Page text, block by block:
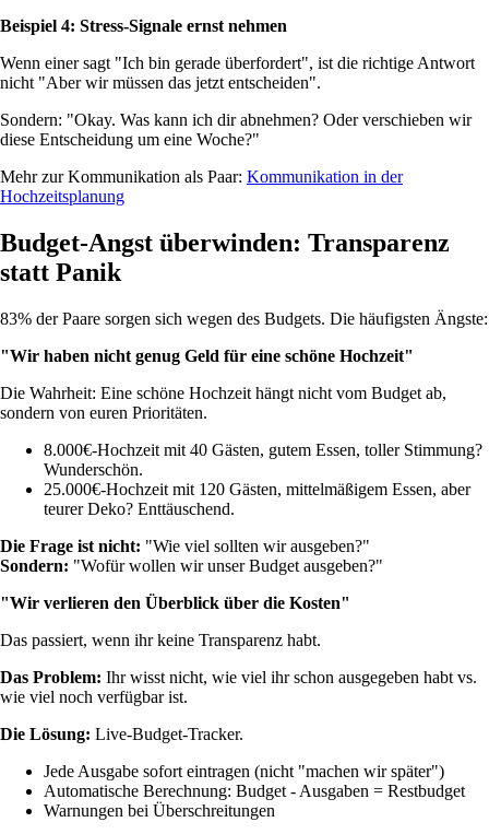
Beispiel 4: Stress-Signale ernst nehmen
Wenn einer sagt "Ich bin gerade überfordert", ist die richtige Antwort
nicht "Aber wir müssen das jetzt entscheiden".
Sondern: "Okay. Was kann ich dir abnehmen? Oder verschieben wir
diese Entscheidung um eine Woche?"
Mehr zur Kommunikation als Paar: Kommunikation in der
Hochzeitsplanung
Budget-Angst überwinden: Transparenz
statt Panik
83% der Paare sorgen sich wegen des Budgets. Die häufigsten Ängste:
"Wir haben nicht genug Geld für eine schöne Hochzeit"
Die Wahrheit: Eine schöne Hochzeit hängt nicht vom Budget ab,
sondern von euren Prioritäten.
8.000€-Hochzeit mit 40 Gästen, gutem Essen, toller Stimmung?
Wunderschön.
25.000€-Hochzeit mit 120 Gästen, mittelmäßigem Essen, aber
teurer Deko? Enttäuschend.
Die Frage ist nicht: "Wie viel sollten wir ausgeben?"
Sondern: "Wofür wollen wir unser Budget ausgeben?"
"Wir verlieren den Überblick über die Kosten"
Das passiert, wenn ihr keine Transparenz habt.
Das Problem: Ihr wisst nicht, wie viel ihr schon ausgegeben habt vs.
wie viel noch verfügbar ist.
Die Lösung: Live-Budget-Tracker.
Jede Ausgabe sofort eintragen (nicht "machen wir später")
Automatische Berechnung: Budget - Ausgaben = Restbudget
Warnungen bei Überschreitungen